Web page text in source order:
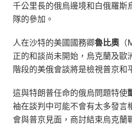
千公里長的俄烏邊境和白俄羅斯
隊的參加。
人在沙特的美國國務卿魯比奧
正的和談尚未開始，烏克蘭及歐
階段的美俄會談將是檢視普京和
這與特朗普任命的俄烏問題特使
袖在談判中可能不會有太多發言
會與普京見面，商討結束烏克蘭